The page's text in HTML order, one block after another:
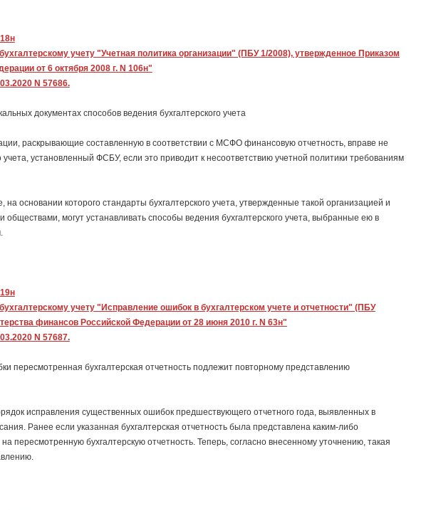
учету "Учетная политика организации" (ПБУ 1/2008), утвержденное Приказом
от 6 октября 2008 г. N 106н"
N 57686.
документах способов ведения бухгалтерского учета
раскрывающие составленную в соответствии с МСФО финансовую отчетность, вправе не
учета, установленный ФСБУ, если это приводит к несоответствию учетной политики требованиям
основании которого стандарты бухгалтерского учета, утвержденные такой организацией и
могут устанавливать способы ведения бухгалтерского учета, выбранные ею в
учету "Исправление ошибок в бухгалтерском учете и отчетности" (ПБУ
финансов Российской Федерации от 28 июня 2010 г. N 63н"
N 57687.
пересмотренная бухгалтерская отчетность подлежит повторному представлению
исправления существенных ошибок предшествующего отчетного года, выявленных в
Ранее если указанная бухгалтерская отчетность была представлена каким-либо
пересмотренную бухгалтерскую отчетность. Теперь, согласно внесенному уточнению, такая